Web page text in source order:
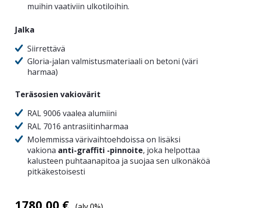
muihin vaativiin ulkotiloihin.
Jalka
Siirrettävä
Gloria-jalan valmistusmateriaali on betoni (väri
harmaa)
Teräsosien vakiovärit
RAL 9006 vaalea alumiini
RAL 7016 antrasiitinharmaa
Molemmissa värivaihtoehdoissa on lisäksi
vakiona anti-graffiti -pinnoite, joka helpottaa
kalusteen puhtaanapitoa ja suojaa sen ulkonäköä
pitkäkestoisesti